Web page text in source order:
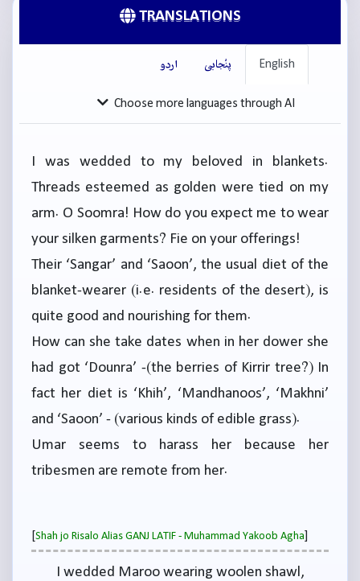
TRANSLATIONS
English پنْجابی اردو
Choose more languages through AI
I was wedded to my beloved in blankets.
Threads esteemed as golden were tied on my
arm. O Soomra! How do you expect me to wear
your silken garments? Fie on your offerings!
Their ‘Sangar’ and ‘Saoon’, the usual diet of the
blanket-wearer (i.e. residents of the desert), is
quite good and nourishing for them.
How can she take dates when in her dower she
had got ‘Dounra’ -(the berries of Kirrir tree?) In
fact her diet is ‘Khih’, ‘Mandhanoos’, ‘Makhni’
and ‘Saoon’ - (various kinds of edible grass).
Umar seems to harass her because her
tribesmen are remote from her.
[Shah jo Risalo Alias GANJ LATIF - Muhammad Yakoob Agha
I wedded Maroo wearing woolen shawl,